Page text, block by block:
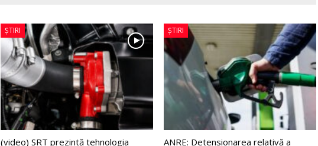
ȘTIRI
(video) SRT prezintă tehnologia
ȘTIRI
ANRE: Detensionarea relativă a